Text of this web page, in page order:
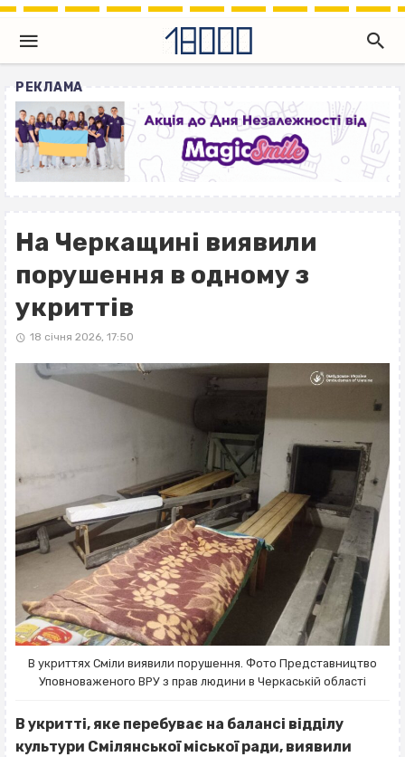
РЕКЛАМА
На Черкащині виявили
порушення в одному з
укриттів
18 січня 2026, 17:50
В укриттях Сміли виявили порушення. Фото Представництво
Уповноваженого ВРУ з прав людини в Черкаській області
В укритті, яке перебуває на балансі відділу
культури Смілянської міської ради, виявили